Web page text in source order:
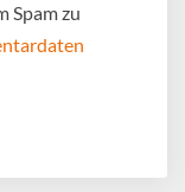
Spam zu